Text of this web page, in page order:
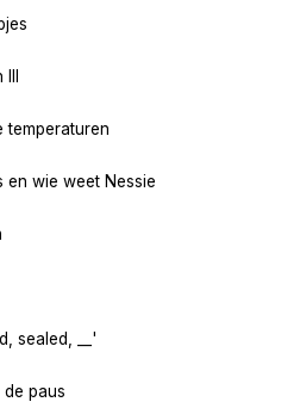
III
temperaturen
wie weet Nessie
sealed, __'
paus